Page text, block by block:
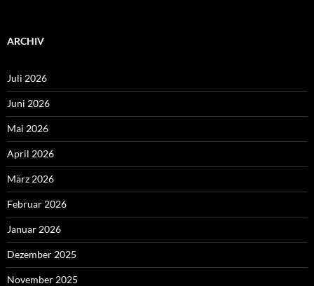
ARCHIV
Juli 2026
Juni 2026
Mai 2026
April 2026
März 2026
Februar 2026
Januar 2026
Dezember 2025
November 2025